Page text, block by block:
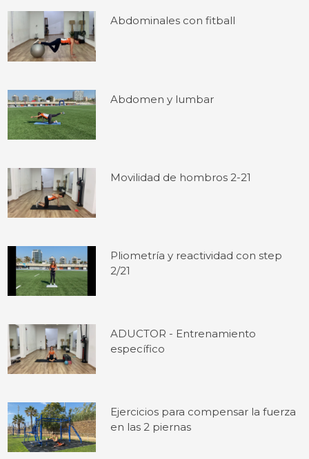
Abdominales con fitball
Abdomen y lumbar
Movilidad de hombros 2-21
Pliometría y reactividad con step
2/21
ADUCTOR - Entrenamiento
específico
Ejercicios para compensar la fuerza
en las 2 piernas